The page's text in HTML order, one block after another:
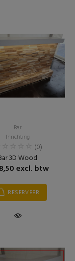
Bar
Inrichting
(0)
3D Wood
excl. btw
RESERVEER